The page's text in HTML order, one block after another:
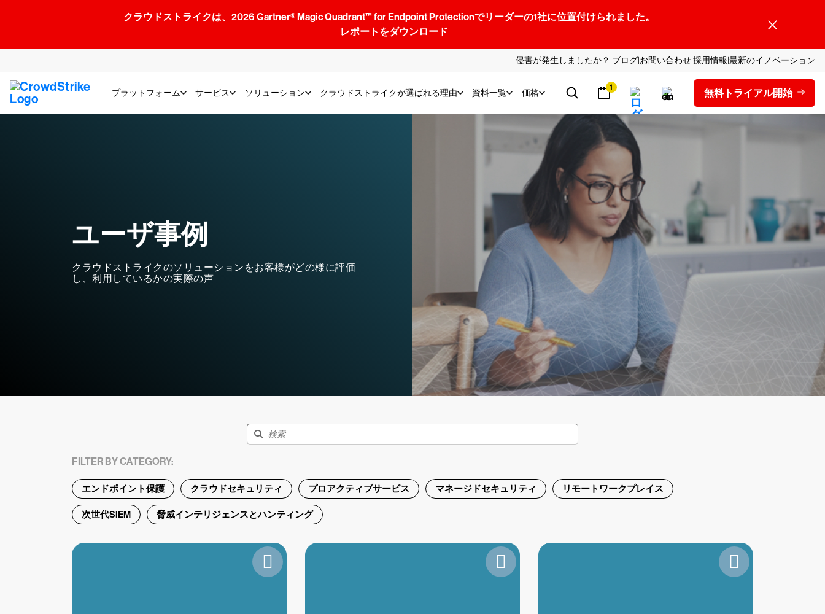
クラウドストライクは、2026 Gartner® Magic Quadrant™ for Endpoint Protectionでリーダーの1社に位置付けられました。
レポートをダウンロード
侵害が発生しましたか？ ブログ お問い合わせ採用情報 最新のイノベーション
プラットフォーム サービス ソリューション クラウドストライクが選ばれる理由 資料一覧 価格 1 無料トライアル開始
ユーザ事例
クラウドストライクのソリューションをお客様がどの様に評価
し、利用しているかの実際の声
FILTER BY CATEGORY:
エンドポイント保護 クラウドセキュリティ プロアクティブサービス マネージドセキュリティ リモートワークプレイス
次世代SIEM 脅威インテリジェンスとハンティング